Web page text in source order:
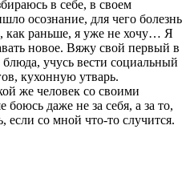
в себе, в своем
осознание, для чего болезнь
раньше, я уже не хочу… Я
новое. Вяжу свой первый в
учусь вести социальный
кухонную утварь.
же человек со своими
даже не за себя, а за то,
если со мной что-то случится.